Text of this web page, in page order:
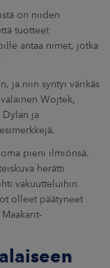
on niiden
tuotteet
antaa nimet, jotka
ja niin syntyi värikäs
Wojtek,
Dylan ja
pieni ilmiönsä.
herätti
vakuutteluihin
olleet päätyneet